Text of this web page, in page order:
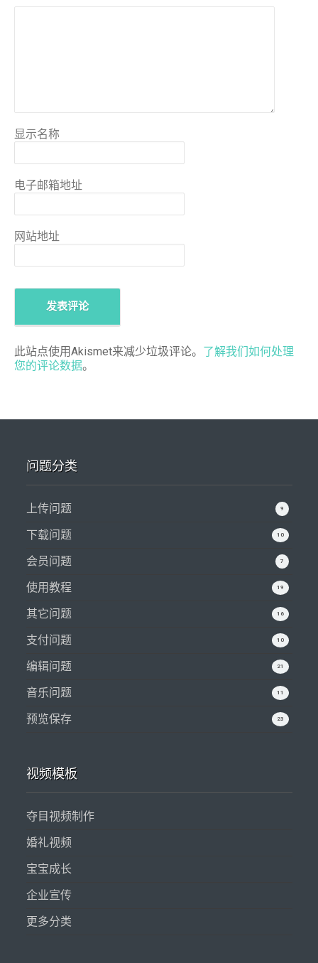
显示名称
电子邮箱地址
网站地址
此站点使用Akismet来减少垃圾评论。 了解我们如何处理
您的评论数据。
问题分类
9
上传问题
10
下载问题
7
会员问题
19
使用教程
16
其它问题
10
支付问题
21
编辑问题
11
音乐问题
23
预览保存
视频模板
夺目视频制作
婚礼视频
宝宝成长
企业宣传
更多分类